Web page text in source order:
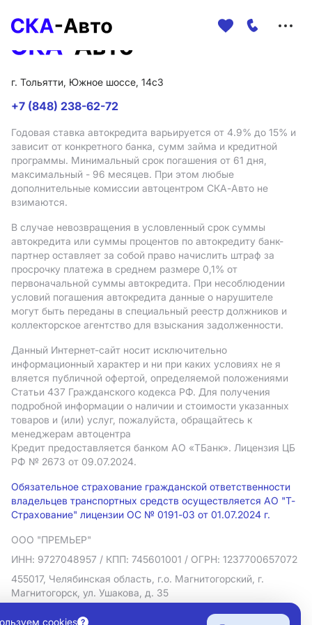
г. Тольятти, Южное шоссе, 14с3
+7 (848) 238-62-72
Годовая ставка автокредита варьируется от 4.9% до 15% и
зависит от конкретного банка, сумм займа и кредитной
программы. Минимальный срок погашения от 61 дня,
максимальный - 96 месяцев. При этом любые
дополнительные комиссии автоцентром СКА-Авто не
взимаются.
В случае невозвращения в условленный срок суммы
автокредита или суммы процентов по автокредиту банк-
партнер оставляет за собой право начислить штраф за
просрочку платежа в среднем размере 0,1% от
первоначальной суммы автокредита. При несоблюдении
условий погашения автокредита данные о нарушителе
могут быть переданы в специальный реестр должников и
коллекторское агентство для взыскания задолженности.
Данный Интернет-сайт носит исключительно
информационный характер и ни при каких условиях не я
вляется публичной офертой, определяемой положениями
Статьи 437 Гражданского кодекса РФ. Для получения
подробной информации о наличии и стоимости указанных
товаров и (или) услуг, пожалуйста, обращайтесь к
менеджерам автоцентра
Кредит предоставляется банком АO «ТБанк». Лицензия ЦБ
РФ № 2673 от 09.07.2024.
Обязательное страхование гражданской ответственности
владельцев транспортных средств осуществляется АО "Т-
Страхование" лицензии ОС № 0191-03 от 01.07.2024 г.
ООО "ПРЕМЬЕР"
ИНН: 9727048957 / КПП: 745601001 / ОГРН: 1237700657072
455017, Челябинская область, г.о. Магнитогорский, г.
Магнитогорск, ул. Ушакова, д. 35
Политика в отношении обработки персональных данных
cookies